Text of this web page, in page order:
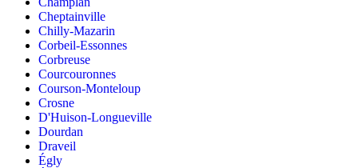
Cheptainville
Chilly-Mazarin
Corbeil-Essonnes
Corbreuse
Courcouronnes
Courson-Monteloup
Crosne
D'Huison-Longueville
Dourdan
Draveil
Égly